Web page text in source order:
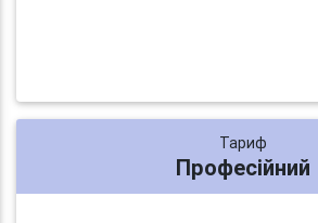
Тариф
Професійний